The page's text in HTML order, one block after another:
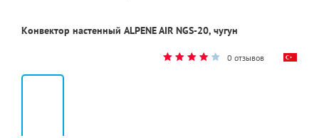
Конвектор настенный ALPENE AIR NGS-20, чугун
0 отзывов